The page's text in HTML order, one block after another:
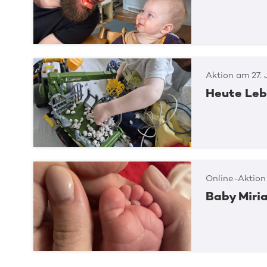
Aktion am 27.
Heute
Online-Aktion
Baby